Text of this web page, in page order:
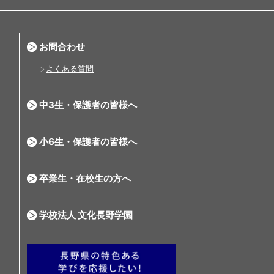
お問合わせ
よくある質問
中3生・保護者の皆様へ
小6生・保護者の皆様へ
卒業生・在校生の方へ
学校法人 文化長野学園